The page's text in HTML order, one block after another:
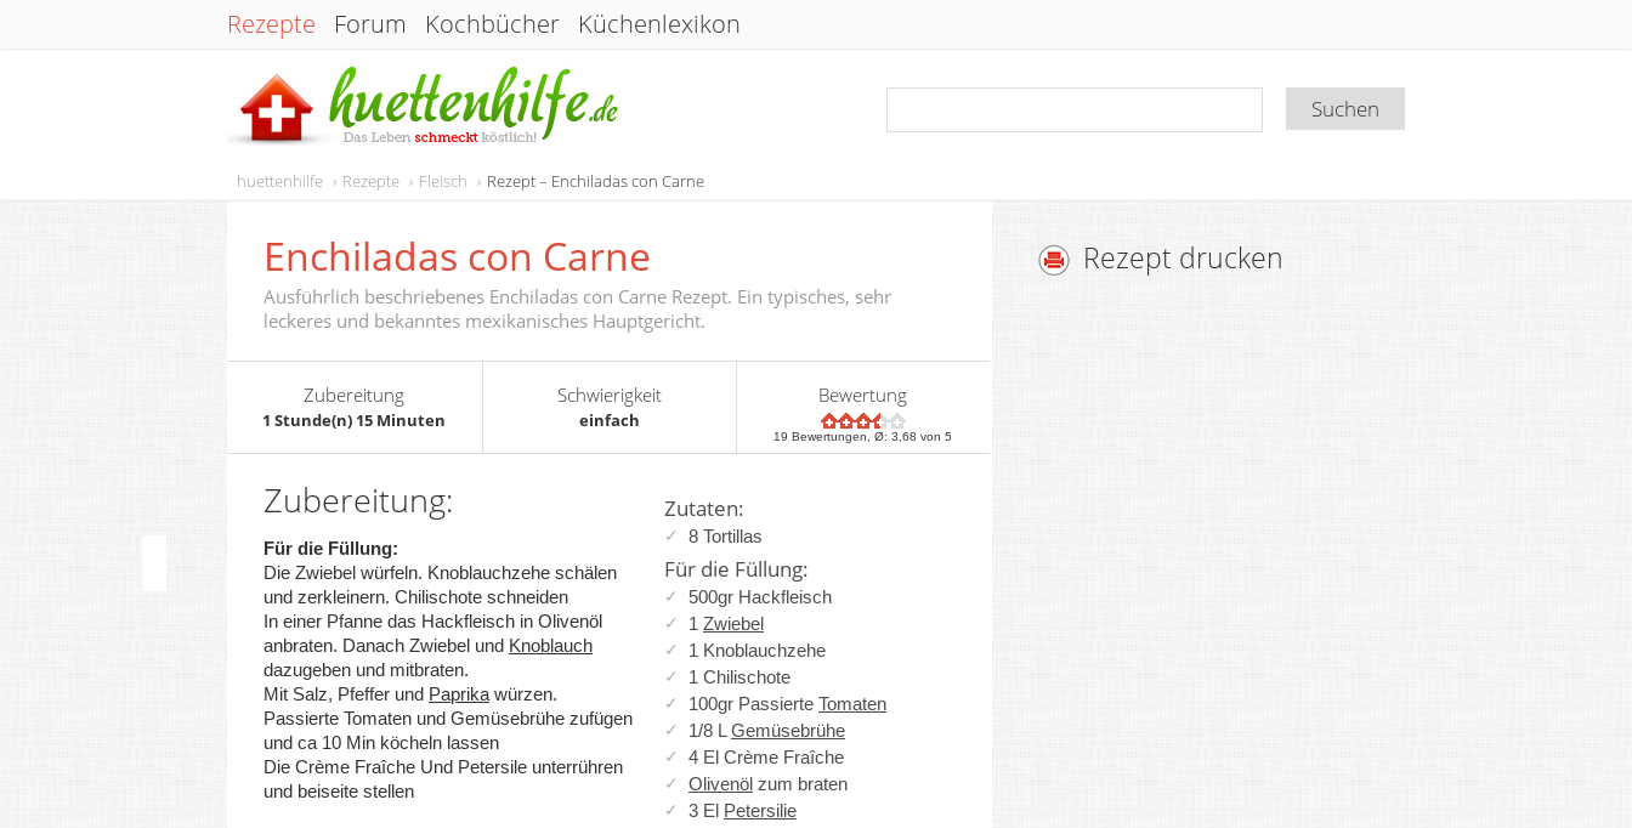
Rezepte Forum Kochbücher Küchenlexikon
huettenhilfe Rezepte Fleisch Rezept – Enchiladas con Carne
Enchiladas con Carne
Ausführlich beschriebenes Enchiladas con Carne Rezept. Ein typisches, sehr
leckeres und bekanntes mexikanisches Hauptgericht.
Zubereitung
1 Stunde(n) 15 Minuten
Schwierigkeit
einfach
Bewertung
19 Bewertungen, Ø:3,68 von 5
Zutaten:
8 Tortillas
Für die Füllung:
500gr Hackfleisch
1 Zwiebel
1 Knoblauchzehe
1 Chilischote
100gr Passierte Tomaten
1/8 L Gemüsebrühe
4 El Crème Fraîche
Olivenöl zum braten
3 El Petersilie
Zubereitung:
Für die Füllung:
Die Zwiebel würfeln. Knoblauchzehe schälen
und zerkleinern. Chilischote schneiden
In einer Pfanne das Hackfleisch in Olivenöl
anbraten. Danach Zwiebel und Knoblauch
dazugeben und mitbraten.
Mit Salz, Pfeffer und Paprika würzen.
Passierte Tomaten und Gemüsebrühe zufügen
und ca 10 Min köcheln lassen
Die Crème Fraîche Und Petersile unterrühren
und beiseite stellen
Rezept drucken